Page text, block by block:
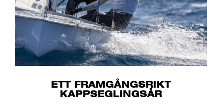
ETT FRAMGÅNGSRIKT
KAPPSEGLINGSÅR